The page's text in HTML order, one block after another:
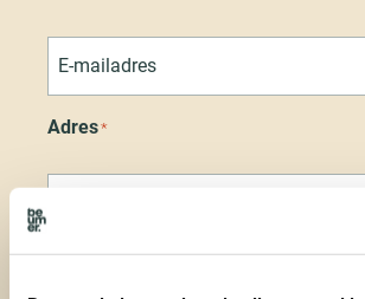
Adres*